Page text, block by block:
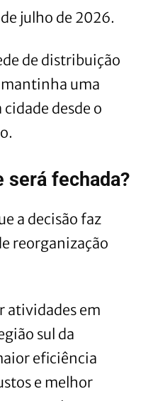
julho de 2026.
de distribuição
mantinha uma
desde o
será fechada?
a decisão faz
reorganização
atividades em
sul da
eficiência
e melhor